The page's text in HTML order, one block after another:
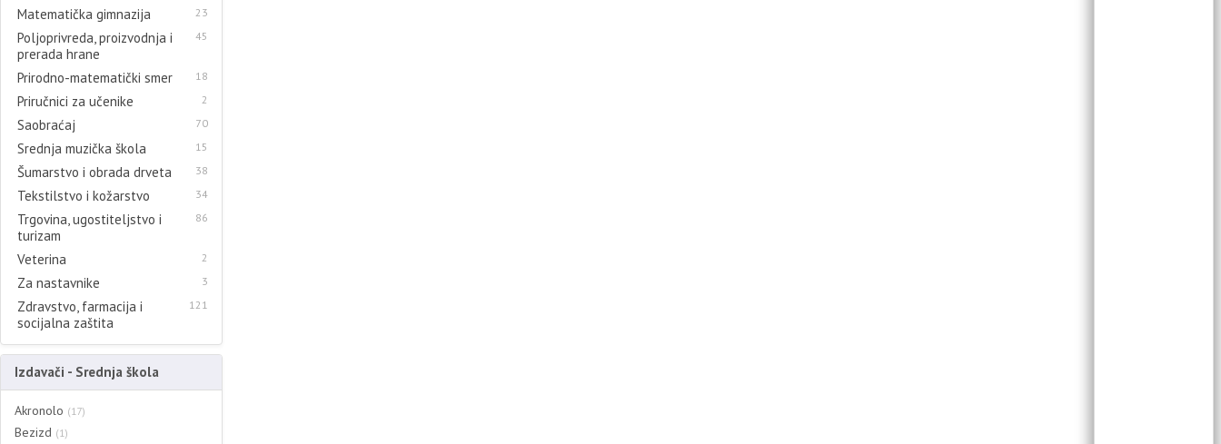
Matematička gimnazija 23
Poljoprivreda, proizvodnja i
prerada hrane
45
Prirodno-matematički smer 18
Priručnici za učenike 2
Saobraćaj 70
Srednja muzička škola 15
Šumarstvo i obrada drveta 38
Tekstilstvo i kožarstvo 34
Trgovina, ugostiteljstvo i
turizam
86
Veterina 2
Za nastavnike 3
Zdravstvo, farmacija i
socijalna zaštita
121
Izdavači - Srednja škola
Akronolo (17)
Bezizd (1)